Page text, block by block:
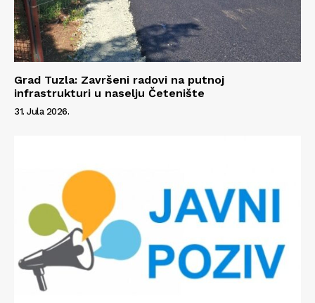
Grad Tuzla: Završeni radovi na putnoj
infrastrukturi u naselju Četenište
31. Jula 2026.